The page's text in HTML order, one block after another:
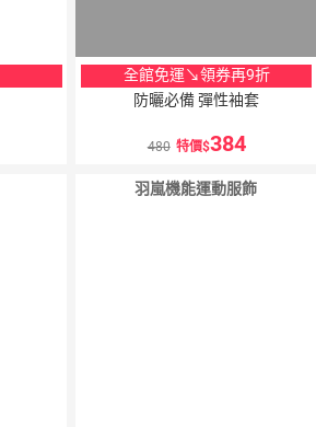
全館免運↘領券再9折
防曬必備 彈性袖套
480 特價 384
羽嵐機能運動服飾